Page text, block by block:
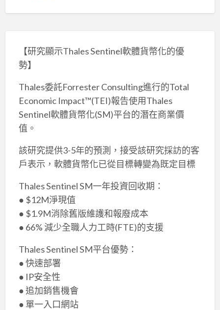
【研究顯示Thales Sentinel軟體貨幣化的優
勢】
Thales委託Forrester Consulting進行的Total
Economic Impact™(TEI)報告使用Thales
Sentinel軟體貨幣化(SM)平台的潛在商業價
值。
該研究提供3-5年的預測，接受該研究採訪的客
戶表示，軟體貨幣化已從目標轉變為既定目標
Thales Sentinel SM一年投資回收期：
● $12M淨現值
● $1.9M消除舊版維護和報廢成本
● 66% 減少全職人力工時(FTE)的支援
Thales Sentinel SM平台優勢：
● 快速部署
● IP安全性
● 追加銷售機會
● 單一入口網站